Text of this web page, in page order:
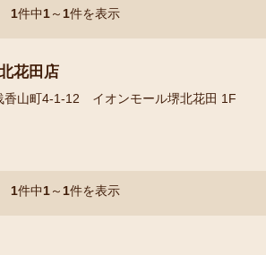
1件中1～1件を表示
花田店
香山町4-1-12 イオンモール堺北花田 1F
1件中1～ 1件を表示